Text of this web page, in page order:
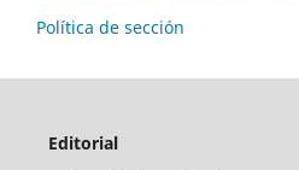
Política de sección
Editorial